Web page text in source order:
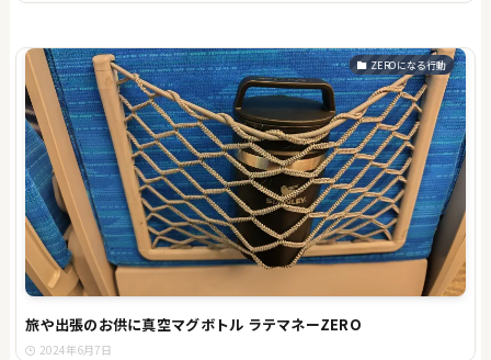
ZEROになる行動
旅や出張のお供に真空マグボトル ラテマネーZERO
2024年6月7日